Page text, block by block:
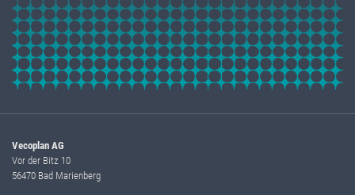
Vecoplan AG
Vor der Bitz 10
56470 Bad Marienberg